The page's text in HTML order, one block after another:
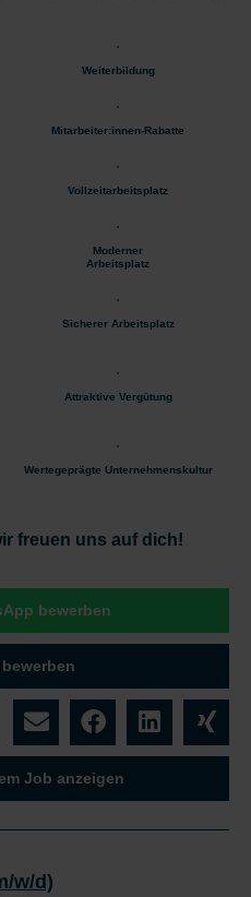
Weiterbildung
Mitarbeiter:innen-Rabatte
Vollzeitarbeitsplatz
Moderner
Arbeitsplatz
Sicherer Arbeitsplatz
Attraktive Vergütung
Wertegeprägte Unternehmenskultur
freuen uns auf dich!
bewerben
Job anzeigen
w/d)